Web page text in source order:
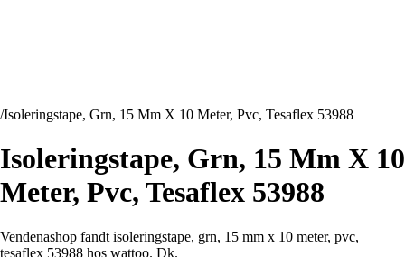
/Isoleringstape, Grn, 15 Mm X 10 Meter, Pvc, Tesaflex 53988
Isoleringstape, Grn, 15 Mm X 10
Meter, Pvc, Tesaflex 53988
Vendenashop fandt isoleringstape, grn, 15 mm x 10 meter, pvc,
tesaflex 53988 hos wattoo. Dk.